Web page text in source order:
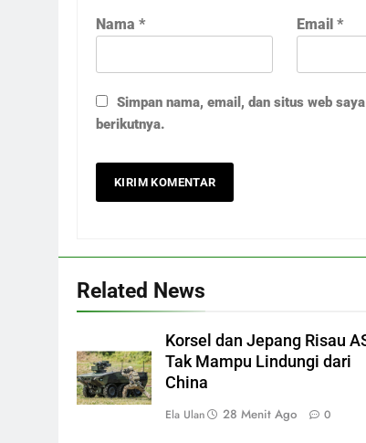
Nama * Email *
Simpan nama, email, dan situs web
berikutnya.
Related News
Korsel dan Jepang Risau
Tak Mampu Lindungi dari
China
Ela Ulan 28 Menit Ago 0